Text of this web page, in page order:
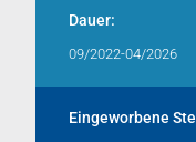
Dauer:
09/2022-04/2026
Eingeworbene